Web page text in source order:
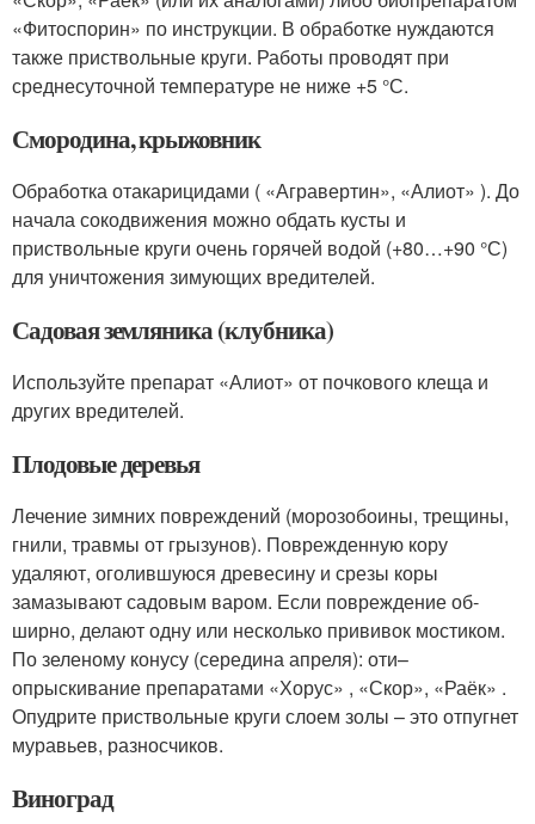
«Фитоспорин» по инструкции. В обработке нуждаются
также приствольные круги. Работы про­водят при
среднесуточной температуре не ниже +5 °С.
Смородина, крыжовник
Обра­ботка отакарицида­ми ( «Агравертин», «Алиот» ). До
нача­ла сокодвижения можно обдать кусты и
приствольные круги очень горячей водой (+80…+90 °С)
для уничтожения зимующих вредителей.
Садовая земляника (клубника)
Используйте препарат «Алиот» от поч­кового клеща и
других вредителей.
Плодовые деревья
Лечение зим­них повреждений (морозобоины, тре­щины,
гнили, травмы от грызунов). По­врежденную кору
удаляют, оголившую­ся древесину и срезы коры
замазывают садовым варом. Если повреждение об­
ширно, делают одну или несколько при­вивок мостиком.
По зеленому конусу (середина апреля): оти–
опрыскивание препаратами «Хо­рус» , «Скор», «Раёк» .
Опудрите приствольные круги слоем золы – это отпугнет
муравьев, разнос­чиков.
Виноград